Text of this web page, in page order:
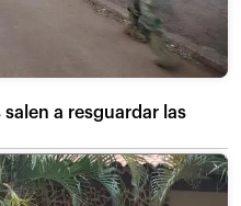
a resguardar las